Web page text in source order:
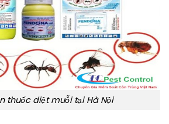
thuốc diệt muỗi tại Hà Nội